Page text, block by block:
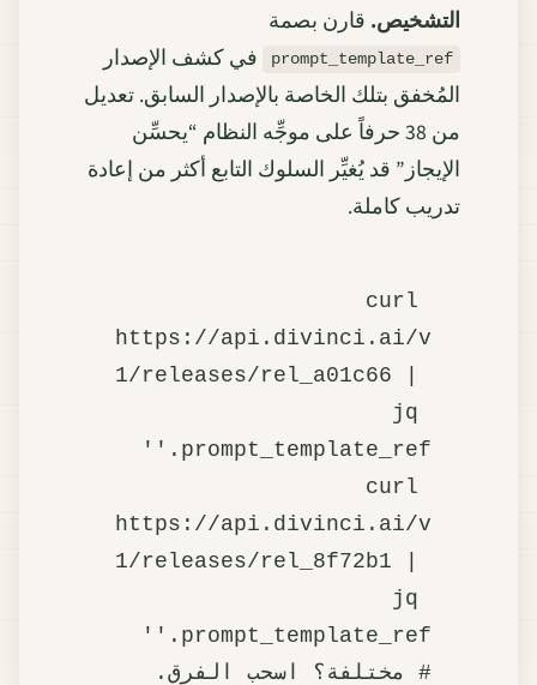
التشخيص. قارن بصمة
prompt_template_ref
في كشف الإصدار
المُخفق بتلك الخاصة بالإصدار السابق. تعديل
من 38 حرفاً على موجِّه النظام “يحسِّن
الإيجاز” قد يُغيِّر السلوك التابع أكثر من إعادة
تدريب كاملة.
curl
https://api.divinci.ai/v
1/releases/rel_a01c66 |
jq
curl
https://api.divinci.ai/v
1/releases/rel_8f72b1 |
jq